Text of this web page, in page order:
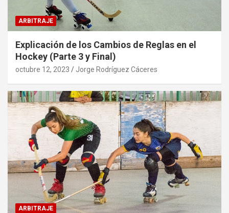
ARBITRAJE
Explicación de los Cambios de Reglas en el
Hockey (Parte 3 y Final)
octubre 12, 2023 Jorge Rodríguez Cáceres
ARBITRAJE